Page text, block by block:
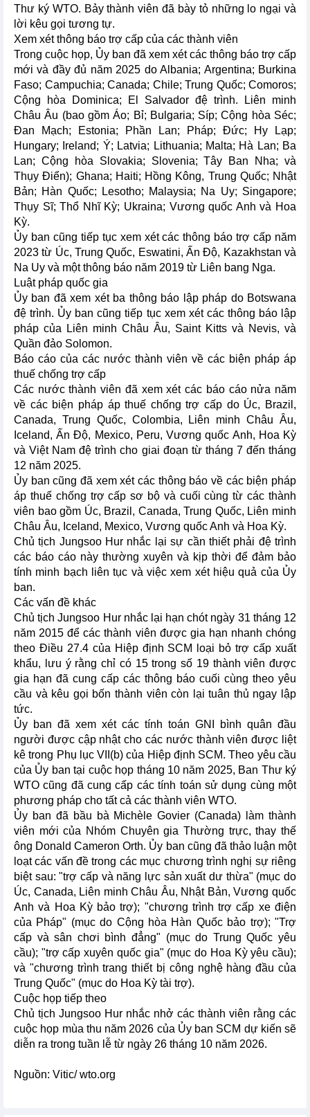
Thư ký WTO. Bảy thành viên đã bày tỏ những lo ngại và
lời kêu gọi tương tự.
Xem xét thông báo trợ cấp của các thành viên
Trong cuộc họp, Ủy ban đã xem xét các thông báo trợ cấp
mới và đầy đủ năm 2025 do Albania; Argentina; Burkina
Faso; Campuchia; Canada; Chile; Trung Quốc; Comoros;
Cộng hòa Dominica; El Salvador đệ trình. Liên minh
Châu Âu (bao gồm Áo; Bỉ; Bulgaria; Síp; Cộng hòa Séc;
Đan Mạch; Estonia; Phần Lan; Pháp; Đức; Hy Lạp;
Hungary; Ireland; Ý; Latvia; Lithuania; Malta; Hà Lan; Ba
Lan; Cộng hòa Slovakia; Slovenia; Tây Ban Nha; và
Thụy Điển); Ghana; Haiti; Hồng Kông, Trung Quốc; Nhật
Bản; Hàn Quốc; Lesotho; Malaysia; Na Uy; Singapore;
Thụy Sĩ; Thổ Nhĩ Kỳ; Ukraina; Vương quốc Anh và Hoa
Kỳ.
Ủy ban cũng tiếp tục xem xét các thông báo trợ cấp năm
2023 từ Úc, Trung Quốc, Eswatini, Ấn Độ, Kazakhstan và
Na Uy và một thông báo năm 2019 từ Liên bang Nga.
Luật pháp quốc gia
Ủy ban đã xem xét ba thông báo lập pháp do Botswana
đệ trình. Ủy ban cũng tiếp tục xem xét các thông báo lập
pháp của Liên minh Châu Âu, Saint Kitts và Nevis, và
Quần đảo Solomon.
Báo cáo của các nước thành viên về các biện pháp áp
thuế chống trợ cấp
Các nước thành viên đã xem xét các báo cáo nửa năm
về các biện pháp áp thuế chống trợ cấp do Úc, Brazil,
Canada, Trung Quốc, Colombia, Liên minh Châu Âu,
Iceland, Ấn Độ, Mexico, Peru, Vương quốc Anh, Hoa Kỳ
và Việt Nam đệ trình cho giai đoạn từ tháng 7 đến tháng
12 năm 2025.
Ủy ban cũng đã xem xét các thông báo về các biện pháp
áp thuế chống trợ cấp sơ bộ và cuối cùng từ các thành
viên bao gồm Úc, Brazil, Canada, Trung Quốc, Liên minh
Châu Âu, Iceland, Mexico, Vương quốc Anh và Hoa Kỳ.
Chủ tịch Jungsoo Hur nhắc lại sự cần thiết phải đệ trình
các báo cáo này thường xuyên và kịp thời để đảm bảo
tính minh bạch liên tục và việc xem xét hiệu quả của Ủy
ban.
Các vấn đề khác
Chủ tịch Jungsoo Hur nhắc lại hạn chót ngày 31 tháng 12
năm 2015 để các thành viên được gia hạn nhanh chóng
theo Điều 27.4 của Hiệp định SCM loại bỏ trợ cấp xuất
khẩu, lưu ý rằng chỉ có 15 trong số 19 thành viên được
gia hạn đã cung cấp các thông báo cuối cùng theo yêu
cầu và kêu gọi bốn thành viên còn lại tuân thủ ngay lập
tức.
Ủy ban đã xem xét các tính toán GNI bình quân đầu
người được cập nhật cho các nước thành viên được liệt
kê trong Phụ lục VII(b) của Hiệp định SCM. Theo yêu cầu
của Ủy ban tại cuộc họp tháng 10 năm 2025, Ban Thư ký
WTO cũng đã cung cấp các tính toán sử dụng cùng một
phương pháp cho tất cả các thành viên WTO.
Ủy ban đã bầu bà Michèle Govier (Canada) làm thành
viên mới của Nhóm Chuyên gia Thường trực, thay thế
ông Donald Cameron Orth. Ủy ban cũng đã thảo luận một
loạt các vấn đề trong các mục chương trình nghị sự riêng
biệt sau: "trợ cấp và năng lực sản xuất dư thừa" (mục do
Úc, Canada, Liên minh Châu Âu, Nhật Bản, Vương quốc
Anh và Hoa Kỳ bảo trợ); "chương trình trợ cấp xe điện
của Pháp" (mục do Cộng hòa Hàn Quốc bảo trợ); "Trợ
cấp và sân chơi bình đẳng" (mục do Trung Quốc yêu
cầu); "trợ cấp xuyên quốc gia" (mục do Hoa Kỳ yêu cầu);
và "chương trình trang thiết bị công nghệ hàng đầu của
Trung Quốc" (mục do Hoa Kỳ tài trợ).
Cuộc họp tiếp theo
Chủ tịch Jungsoo Hur nhắc nhở các thành viên rằng các
cuộc họp mùa thu năm 2026 của Ủy ban SCM dự kiến sẽ
diễn ra trong tuần lễ từ ngày 26 tháng 10 năm 2026.
Nguồn: Vitic/ wto.org